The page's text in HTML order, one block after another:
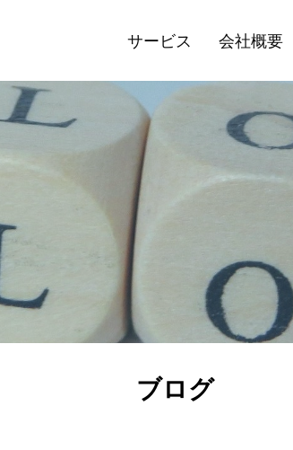
サービス 会社概要
ブログ